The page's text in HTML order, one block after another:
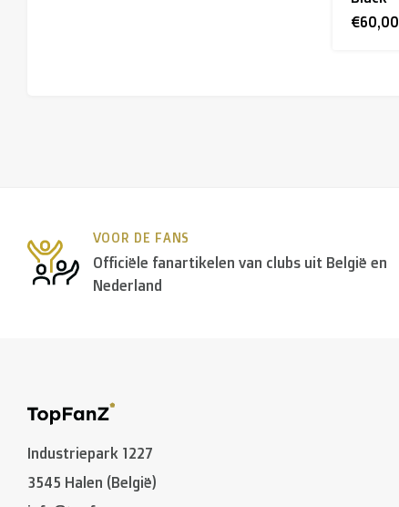
€60,00
VOOR DE FANS
Officiële fanartikelen van clubs uit België en
Nederland
Industriepark 1227
3545 Halen (België)